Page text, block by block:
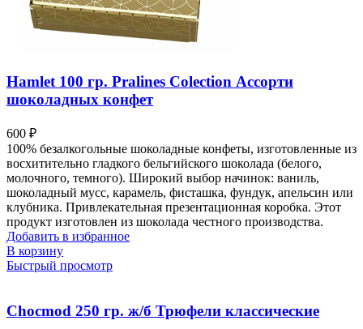
Hamlet 100 гр. Pralines Colection Ассорти
шоколадных конфет
600 ₽
100% безалкогольные шоколадные конфеты, изготовленные из
восхитительно гладкого бельгийского шоколада (белого,
молочного, темного). Широкий выбор начинок: ваниль,
шоколадный мусс, карамель, фисташка, фундук, апельсин или
клубника. Привлекательная презентационная коробка. Этот
продукт изготовлен из шоколада честного производства.
Добавить в избранное
В корзину
Быстрый просмотр
Chocmod 250 гр. ж/б Трюфели классические